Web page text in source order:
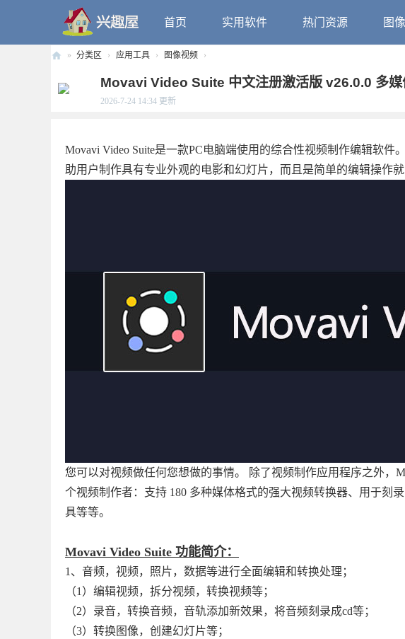
首页 实用软件 热门资源 图
趣
» 分类区 › 应用工具 › 图像视频 ›
Movavi Video Suite 中文注册激活版 v26.0.0 多媒
2026-7-24 14:34 更新
Movavi Video Suite是一款PC电脑端使用的综合性视频制作编辑软
助用户制作具有专业外观的电影和幻灯片，而且是简单的编辑操作
您可以对视频做任何您想做的事情。 除了视频制作应用程序之外，
个视频制作者：支持 180 多种媒体格式的强大视频转换器、用于刻
具等等。
Movavi Video Suite 功能简介：
1、音频，视频，照片，数据等进行全面编辑和转换处理；
（1）编辑视频，拆分视频，转换视频等；
（2）录音，转换音频，音轨添加新效果，将音频刻录成cd等；
（3）转换图像，创建幻灯片等；